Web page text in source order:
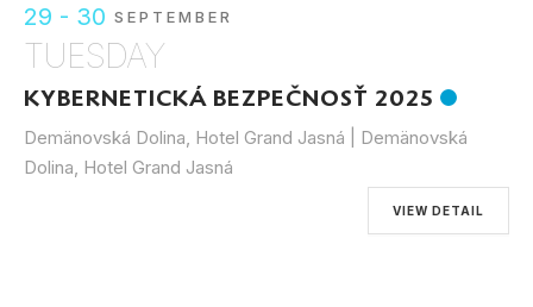
29 - 30 SEPTEMBER
TUESDAY
KYBERNETICKÁ BEZPEČNOSŤ 2025
Demänovská Dolina, Hotel Grand Jasná | Demänovská
Dolina, Hotel Grand Jasná
VIEW DETAIL